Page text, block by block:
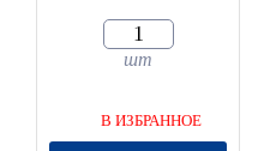
шт
В ИЗБРАННОЕ